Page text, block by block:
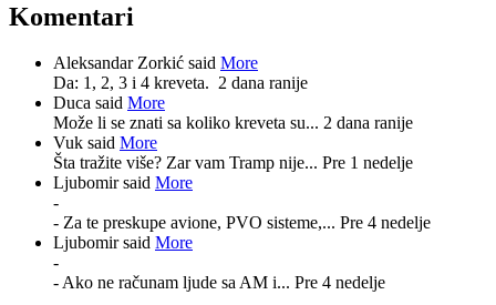
Komentari
Aleksandar Zorkić said More
Da: 1, 2, 3 i 4 kreveta. 2 dana ranije
Duca said More
Može li se znati sa koliko kreveta su... 2 dana ranije
Vuk said More
Šta tražite više? Zar vam Tramp nije... Pre 1 nedelje
Ljubomir said More
-
- Za te preskupe avione, PVO sisteme,... Pre 4 nedelje
Ljubomir said More
-
- Ako ne računam ljude sa AM i... Pre 4 nedelje